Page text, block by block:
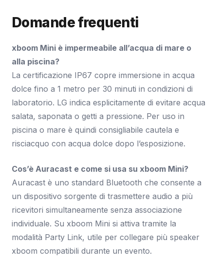
Domande frequenti
xboom Mini è impermeabile all’acqua di mare o
alla piscina?
La certificazione IP67 copre immersione in acqua
dolce fino a 1 metro per 30 minuti in condizioni di
laboratorio. LG indica esplicitamente di evitare acqua
salata, saponata o getti a pressione. Per uso in
piscina o mare è quindi consigliabile cautela e
risciacquo con acqua dolce dopo l’esposizione.
Cos’è Auracast e come si usa su xboom Mini?
Auracast è uno standard Bluetooth che consente a
un dispositivo sorgente di trasmettere audio a più
ricevitori simultaneamente senza associazione
individuale. Su xboom Mini si attiva tramite la
modalità Party Link, utile per collegare più speaker
xboom compatibili durante un evento.